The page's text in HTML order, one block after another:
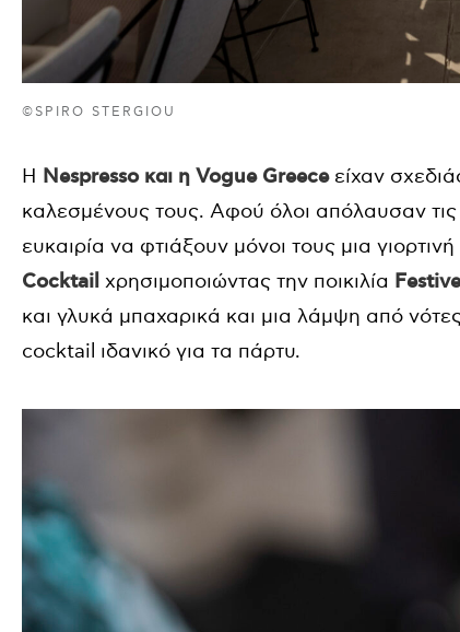
©SPIRO STERGIOU
Η Nespresso και η Vogue Greeceείχαν
καλεσμένους τους. Αφού όλοι απόλαυσαν
ευκαιρία να φτιάξουν μόνοι τους μια
Cocktail χρησιμοποιώντας την ποικιλία
και γλυκά μπαχαρικά και μια λάμψη από
cocktail ιδανικό για τα πάρτυ.